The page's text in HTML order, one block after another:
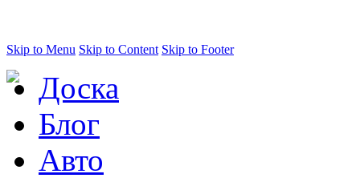
Skip to Menu Skip to Content Skip to Footer
Доска
Блог
Авто